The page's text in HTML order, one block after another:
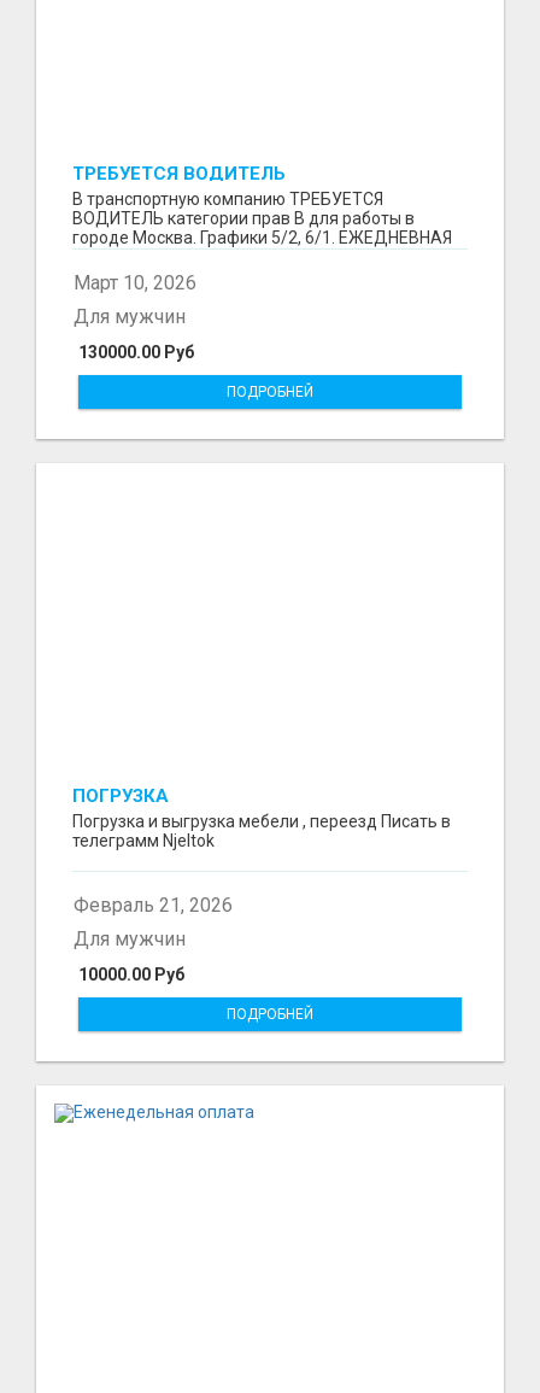
ТРЕБУЕТСЯ ВОДИТЕЛЬ
В транспортную компанию ТРЕБУЕТСЯ
ВОДИТЕЛЬ категории прав В для работы в
городе Москва. Графики 5/2, 6/1. ЕЖЕДНЕВНАЯ
Март 10, 2026
130000.00 Руб
Для мужчин
ПОДРОБНЕЙ
ПОГРУЗКА
Погрузка и выгрузка мебели , переезд Писать в
телеграмм Njeltok
Февраль 21, 2026
10000.00 Руб
Для мужчин
ПОДРОБНЕЙ